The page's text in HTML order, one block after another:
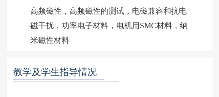
高频磁性，高频磁性的测试，电磁兼容和抗电
磁干扰，功率电子材料，电机用SMC材料，纳
米磁性材料
教学及学生指导情况